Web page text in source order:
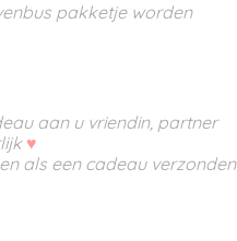
pakketje worden
aan u vriendin, partner
♥
als een cadeau verzonden